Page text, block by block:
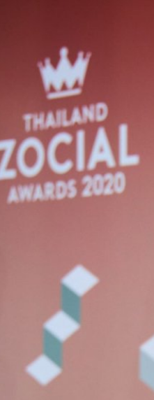
ดยิ่งใหญ่ ยกระดับวงการโ
ชียล อันดับหนึ่งในประเทศไทย ประก
ะสิทธิภาพยิ่งขึ้น ในงาน “Thailand
ญ่ที่สุด เพื่อเชิดชูแบรนด์ อินฟลูเอนเซ
ป็นปีที่ 8 พร้อมก้าวไปอีกขั้นกับการจัด
ำมากที่สุดในประเทศไทย ถือเป็นกา
นภาพรวมชัดเจนกว่าเดิมและคาดก
รั้งนี้จัดยิ่งใหญ่ 2 วัน…